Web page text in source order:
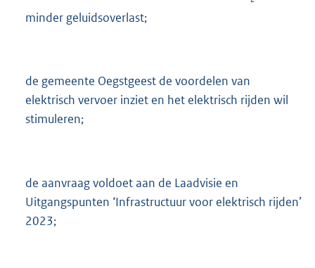
minder geluidsoverlast;
de gemeente Oegstgeest de voordelen van
elektrisch vervoer inziet en het elektrisch rijden wil
stimuleren;
de aanvraag voldoet aan de Laadvisie en
Uitgangspunten ‘Infrastructuur voor elektrisch rijden’
2023;